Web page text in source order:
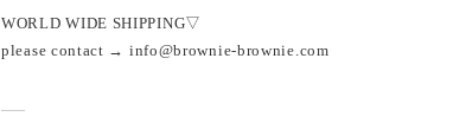
WORLD WIDE SHIPPING▽
please contact → info@brownie-brownie.com